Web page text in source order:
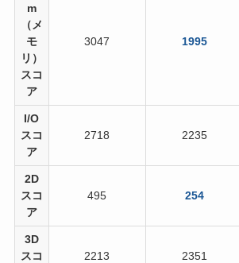
m
（メ
モ
リ）
スコ
ア
3047 1995
I/O
スコ
ア
2718 2235
2D
スコ
ア
495 254
3D
スコ
2213 2351